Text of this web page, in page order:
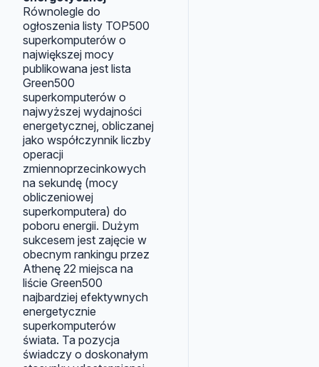
Równolegle do
ogłoszenia listy TOP500
superkomputerów o
największej mocy
publikowana jest lista
Green500
superkomputerów o
najwyższej wydajności
energetycznej, obliczanej
jako współczynnik liczby
operacji
zmiennoprzecinkowych
na sekundę (mocy
obliczeniowej
superkomputera) do
poboru energii. Dużym
sukcesem jest zajęcie w
obecnym rankingu przez
Athenę 22 miejsca na
liście Green500
najbardziej efektywnych
energetycznie
superkomputerów
świata. Ta pozycja
świadczy o doskonałym